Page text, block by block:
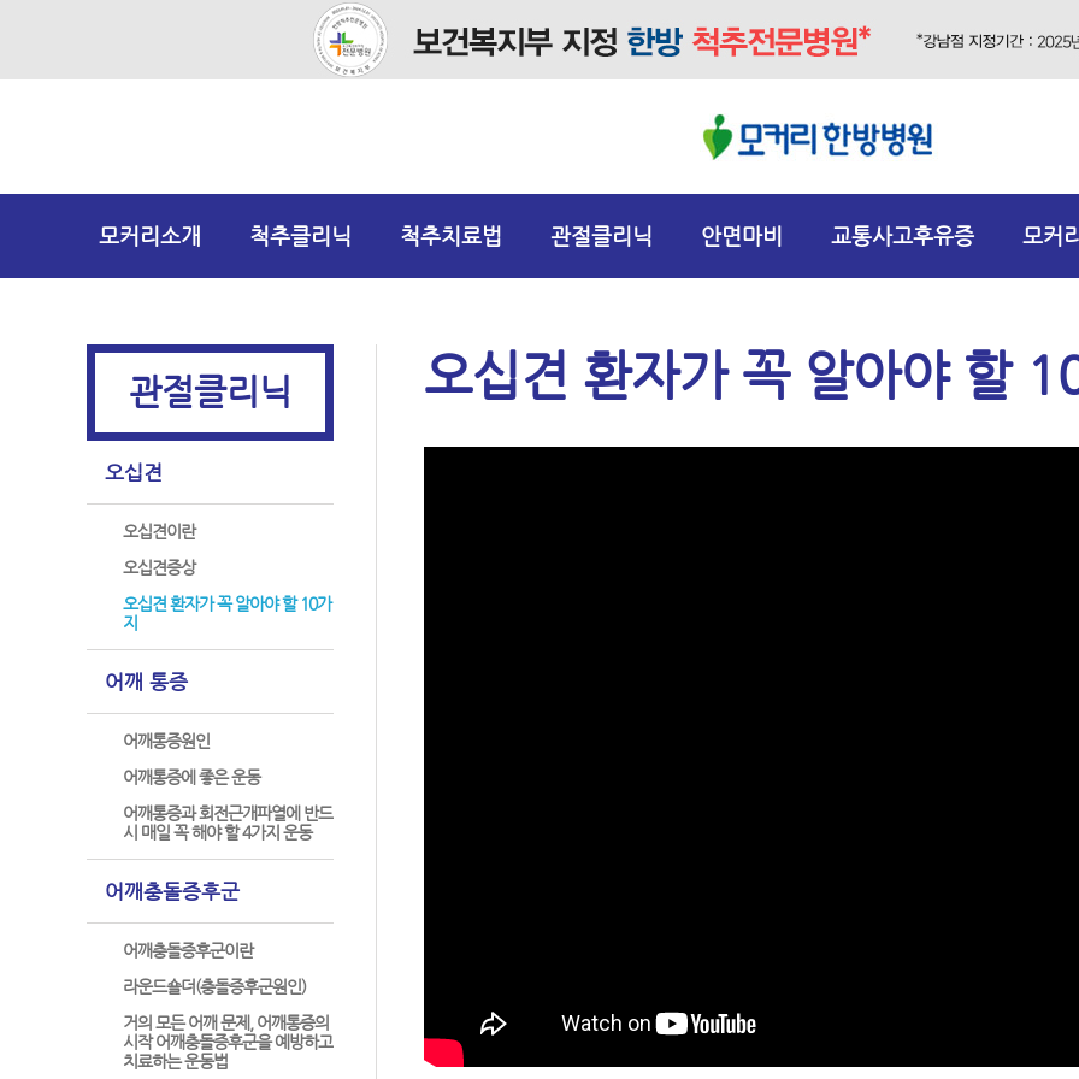
모커리소개 척추클리닉 척추치료법 관절클리닉 안면마비 교통사고후유증 모커
관절클리닉
오십견
오십견이란
오십견증상
오십견 환자가 꼭 알아야 할 10가
지
어깨 통증
어깨통증원인
어깨통증에 좋은 운동
어깨통증과 회전근개파열에 반드
시 매일 꼭 해야 할 4가지 운동
어깨충돌증후군
어깨충돌증후군이란
라운드숄더(충돌증후군원인)
거의 모든 어깨 문제, 어깨통증의
시작 어깨충돌증후군을 예방하고
치료하는 운동법
오십견 환자가 꼭 알아야 할